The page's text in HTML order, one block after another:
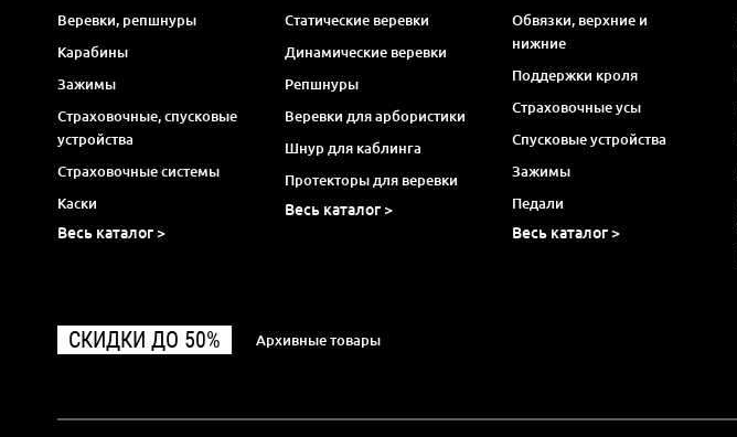
Веревки, репшнуры
Карабины
Зажимы
Страховочные, спусковые
устройства
Страховочные системы
Каски
Весь каталог >
Статические веревки
Динамические веревки
Репшнуры
Веревки для арбористики
Шнур для каблинга
Протекторы для веревки
Весь каталог >
Обвязки, верхние и
нижние
Поддержки кроля
Страховочные усы
Спусковые устройства
Зажимы
Педали
Весь каталог >
СКИДКИ ДО 50% Архивные товары